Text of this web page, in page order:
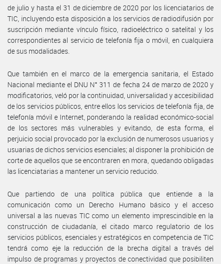
de julio y hasta el 31 de diciembre de 2020 por los licenciatarios de
TIC, incluyendo esta disposición a los servicios de radiodifusión por
suscripción mediante vínculo físico, radioeléctrico o satelital y los
correspondientes al servicio de telefonía fija o móvil, en cualquiera
de sus modalidades.
Que también en el marco de la emergencia sanitaria, el Estado
Nacional mediante el DNU N° 311 de fecha 24 de marzo de 2020 y
modificatorios, veló por la continuidad, universalidad y accesibilidad
de los servicios públicos, entre ellos los servicios de telefonía fija, de
telefonía móvil e Internet, ponderando la realidad económico-social
de los sectores más vulnerables y evitando, de esta forma, el
perjuicio social provocado por la exclusión de numerosos usuarios y
usuarias de dichos servicios esenciales; al disponer la prohibición de
corte de aquellos que se encontraren en mora, quedando obligadas
las licenciatarias a mantener un servicio reducido.
Que partiendo de una política pública que entiende a la
comunicación como un Derecho Humano básico y el acceso
universal a las nuevas TIC como un elemento imprescindible en la
construcción de ciudadanía, el citado marco regulatorio de los
servicios públicos, esenciales y estratégicos en competencia de TIC
tendrá como eje la reducción de la brecha digital a través del
impulso de programas y proyectos de conectividad que posibiliten